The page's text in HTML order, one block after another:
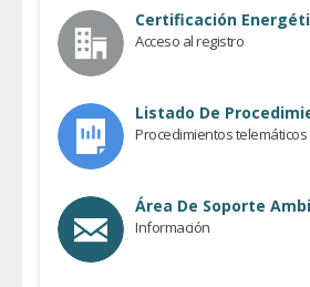
Certificación
Acceso al registro
Listado De
Procedimientos telemáticos
Área De Soporte
Información